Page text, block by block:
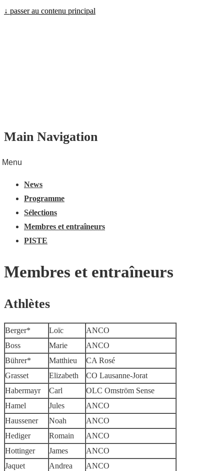
↓ passer au contenu principal
Main Navigation
Menu
News
Programme
Sélections
Membres et entraîneurs
PISTE
Membres et entraîneurs
Athlètes
Berger* Loïc
ANCO
Boss
Marie
ANCO
Bührer*
Matthieu
CA Rosé
Grasset
Elizabeth
CO Lausanne-Jorat
Habermayr
Carl
OLC Omström Sense
Hamel
Jules
ANCO
Haussener
Noah
ANCO
Hediger
Romain
ANCO
Hottinger
James
ANCO
Jaquet
Andrea
ANCO